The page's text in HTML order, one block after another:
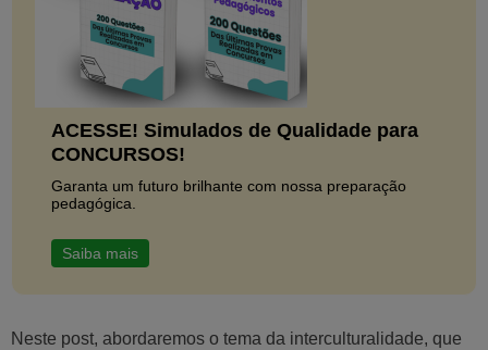
ACESSE! Simulados de Qualidade para
CONCURSOS!
Garanta um futuro brilhante com nossa preparação
pedagógica.
Saiba mais
Neste post, abordaremos o tema da interculturalidade, que